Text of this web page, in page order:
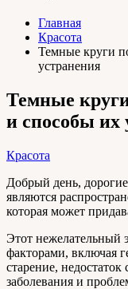
Главная
Красота
Темные круги
устранения
Темные
и способы их
Красота
Добрый день,
являются
которая может
Этот нежелательный
факторами, включая
старение, недостаток
заболевания и